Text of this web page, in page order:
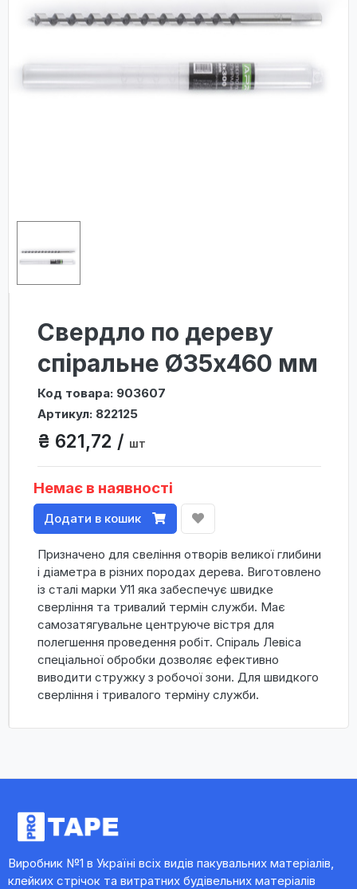
Свердло по дереву
спіральне Ø35х460 мм
Код товара: 903607
Артикул: 822125
₴ 621,72 / шт
Немає в наявності
Додати в кошик
Призначено для свеління отворів великої глибини
і діаметра в різних породах дерева. Виготовлено
із сталі марки У11 яка забеспечує швидке
сверління та тривалий термін служби. Має
самозатягувальне центруюче вістря для
полегшення проведення робіт. Спіраль Левіса
спеціальної обробки дозволяє ефективно
виводити стружку з робочої зони. Для швидкого
сверління і тривалого терміну служби.
Виробник №1 в Україні всіх видів пакувальних матеріалів,
клейких стрічок та витратних будівельних матеріалів